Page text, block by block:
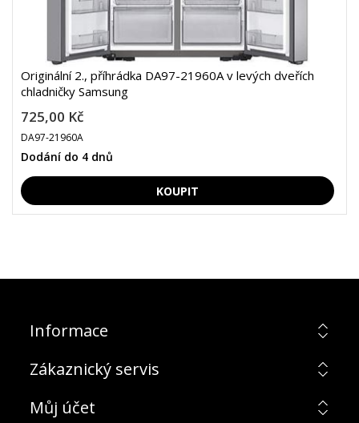
Originální 2., příhrádka DA97-21960A v levých dveřích
chladničky Samsung
725,00 Kč
DA97-21960A
Dodání do 4 dnů
Informace
Zákaznický servis
Můj účet